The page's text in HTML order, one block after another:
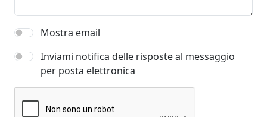
Mostra email
Inviami notifica delle risposte al messaggio
per posta elettronica